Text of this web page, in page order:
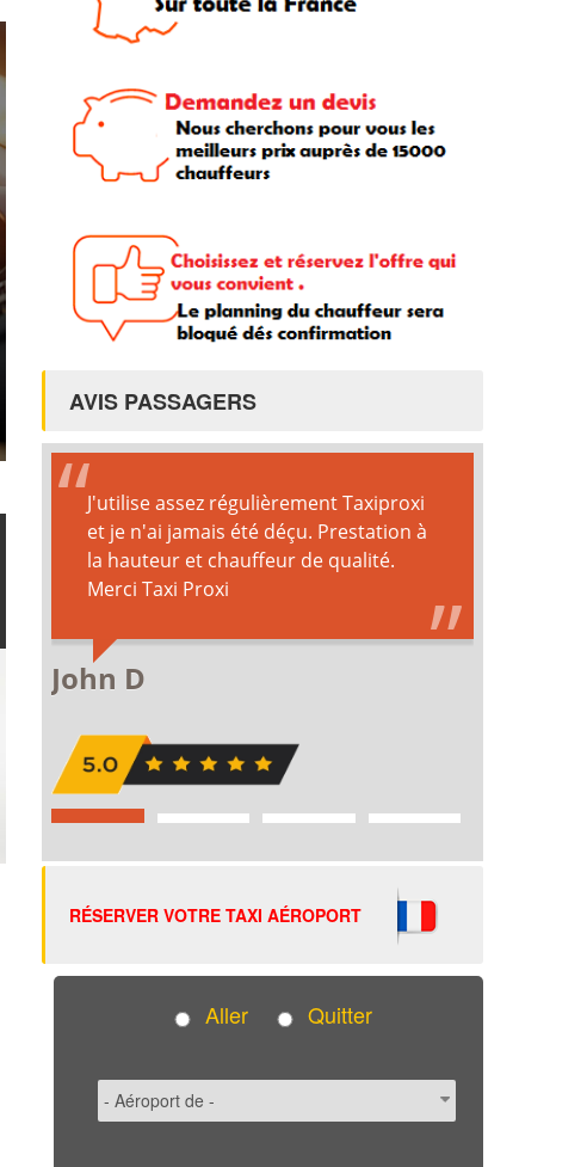
AVIS PASSAGERS
RÉSERVER VOTRE TAXI AÉROPORT
Aller Quitter